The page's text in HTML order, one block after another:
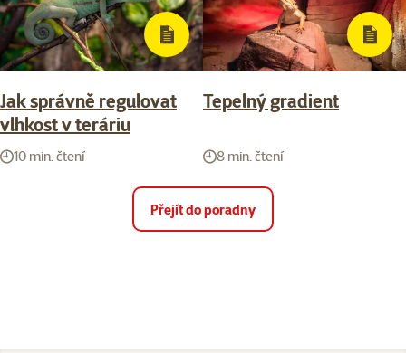
Jak správně regulovat
vlhkost v teráriu
10 min. čtení
Tepelný gradient
8 min. čtení
Přejít do poradny